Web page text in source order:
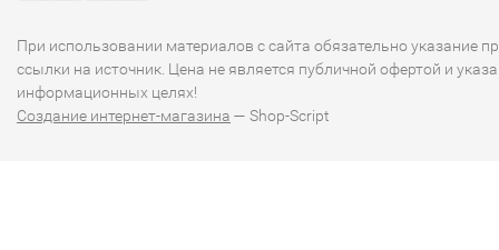
При использовании материалов с сайта обязательно указание
ссылки на источник. Цена не является публичной офертой и
информационных целях!
Создание интернет-магазина — Shop-Script